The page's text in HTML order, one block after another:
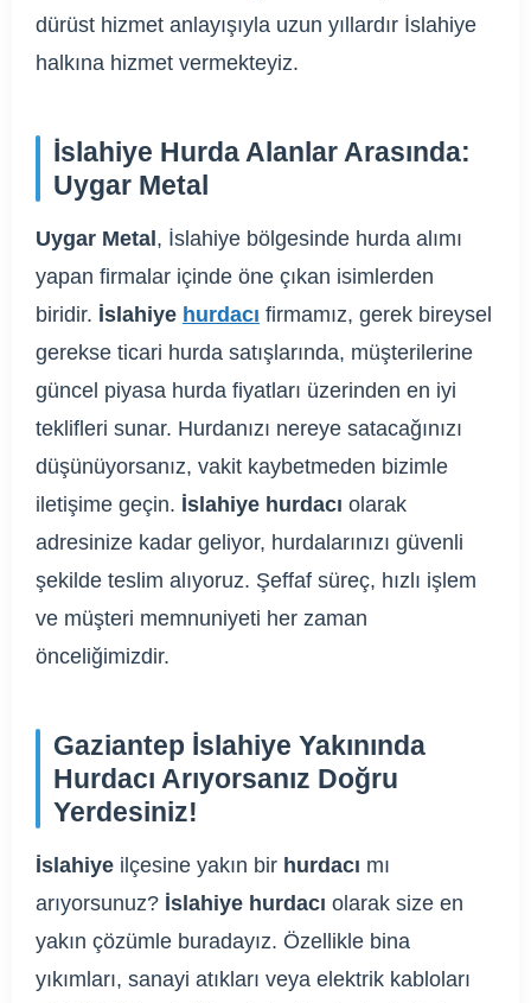
dürüst hizmet anlayışıyla uzun yıllardır İslahiye
halkına hizmet vermekteyiz.
İslahiye Hurda Alanlar Arasında:
Uygar Metal
Uygar Metal , İslahiye bölgesinde hurda alımı
yapan firmalar içinde öne çıkan isimlerden
biridir. İslahiye hurdacı firmamız, gerek bireysel
gerekse ticari hurda satışlarında, müşterilerine
güncel piyasa hurda fiyatları üzerinden en iyi
teklifleri sunar. Hurdanızı nereye satacağınızı
düşünüyorsanız, vakit kaybetmeden bizimle
iletişime geçin. İslahiye hurdacı olarak
adresinize kadar geliyor, hurdalarınızı güvenli
şekilde teslim alıyoruz. Şeffaf süreç, hızlı işlem
ve müşteri memnuniyeti her zaman
önceliğimizdir.
Gaziantep İslahiye Yakınında
Hurdacı Arıyorsanız Doğru
Yerdesiniz!
İslahiye ilçesine yakın bir hurdacı mı
arıyorsunuz? İslahiye hurdacı olarak size en
yakın çözümle buradayız. Özellikle bina
yıkımları, sanayi atıkları veya elektrik kabloları